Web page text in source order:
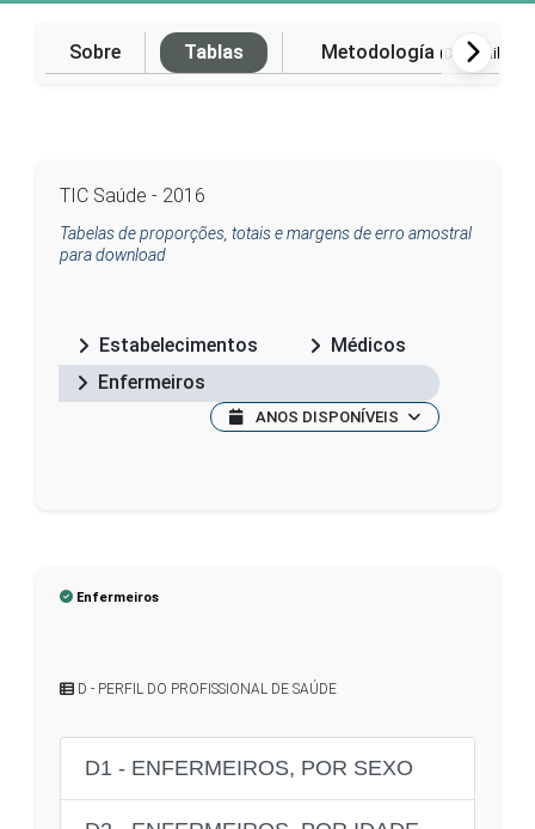
Sobre Tablas Metodología (Disponible
TIC Saúde - 2016
Tabelas de proporções, totais e margens de erro amostral
para download
Estabelecimentos
Médicos
Enfermeiros
ANOS DISPONÍVEIS
Enfermeiros
D - PERFIL DO PROFISSIONAL DE SAÚDE
D1 - ENFERMEIROS, POR SEXO